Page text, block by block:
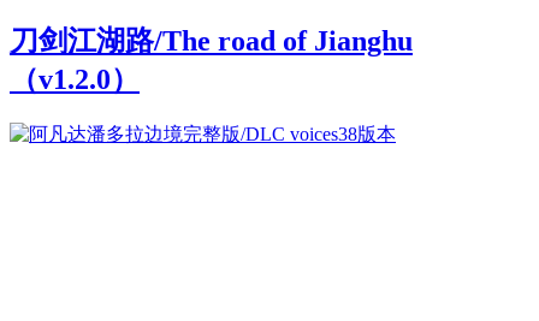
刀剑江湖路/The road of Jianghu
（v1.2.0）